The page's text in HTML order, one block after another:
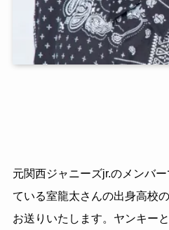
元関西ジャニーズjr.のメンバ
ている室龍太さんの出身高校
お送りいたします。ヤンキー